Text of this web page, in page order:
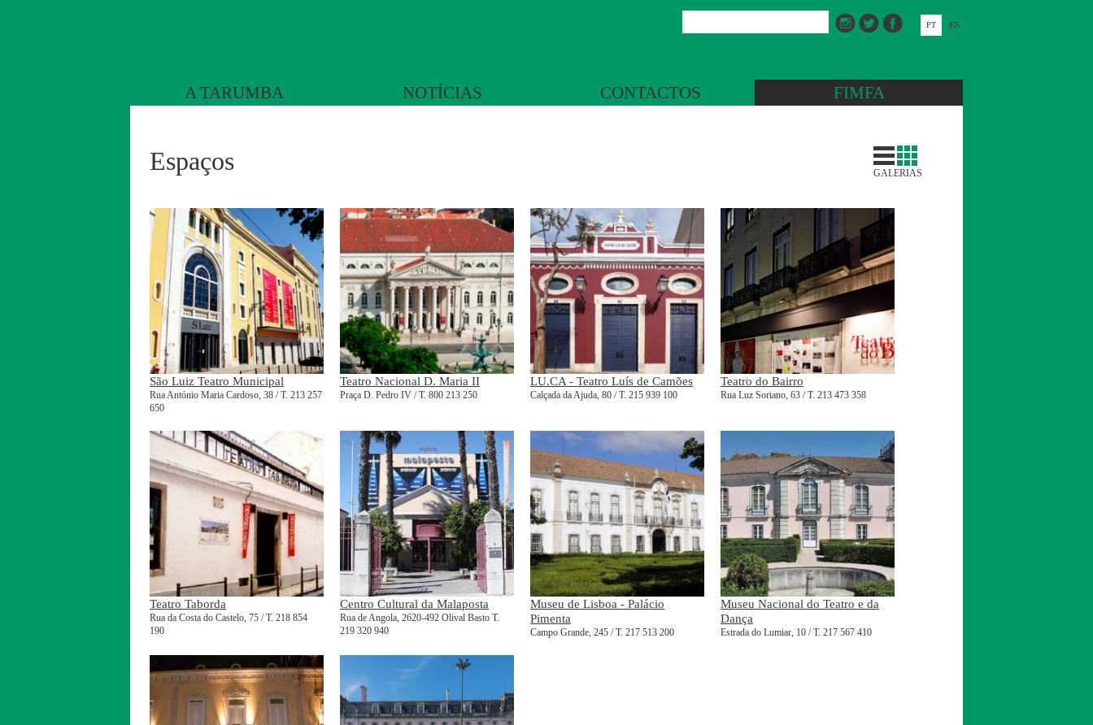
A TARUMBA NOTÍCIAS CONTACTOS FIMFA
PT EN
GALERIAS
Espaços
São Luiz Teatro Municipal
Rua António Maria Cardoso, 38 / T. 213 257
650
Teatro Nacional D. Maria II
Praça D. Pedro IV / T. 800 213 250
LU.CA - Teatro Luís de Camões
Calçada da Ajuda, 80 / T. 215 939 100
Teatro do Bairro
Rua Luz Soriano, 63 / T. 213 473 358
Teatro Taborda
Rua da Costa do Castelo, 75 / T. 218 854
190
Centro Cultural da Malaposta
Rua de Angola, 2620-492 Olival Basto T.
219 320 940
Museu de Lisboa - Palácio
Pimenta
Campo Grande, 245 / T. 217 513 200
Museu Nacional do Teatro e da
Dança
Estrada do Lumiar, 10 / T. 217 567 410